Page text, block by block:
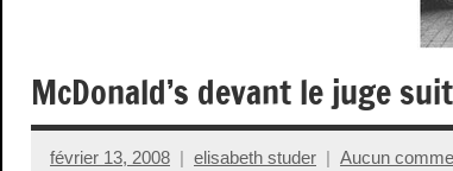
McDonald’s devant le juge
février 13, 2008 elisabeth studer Aucun